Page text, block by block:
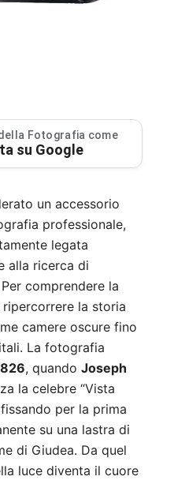
Fotografia come
su Google
un accessorio
professionale,
legata
alla ricerca di
comprendere la
la storia
camere oscure fino
La fotografia
, quando Joseph
la celebre “Vista
per la prima
su una lastra di
di Giudea. Da quel
luce diventa il cuore